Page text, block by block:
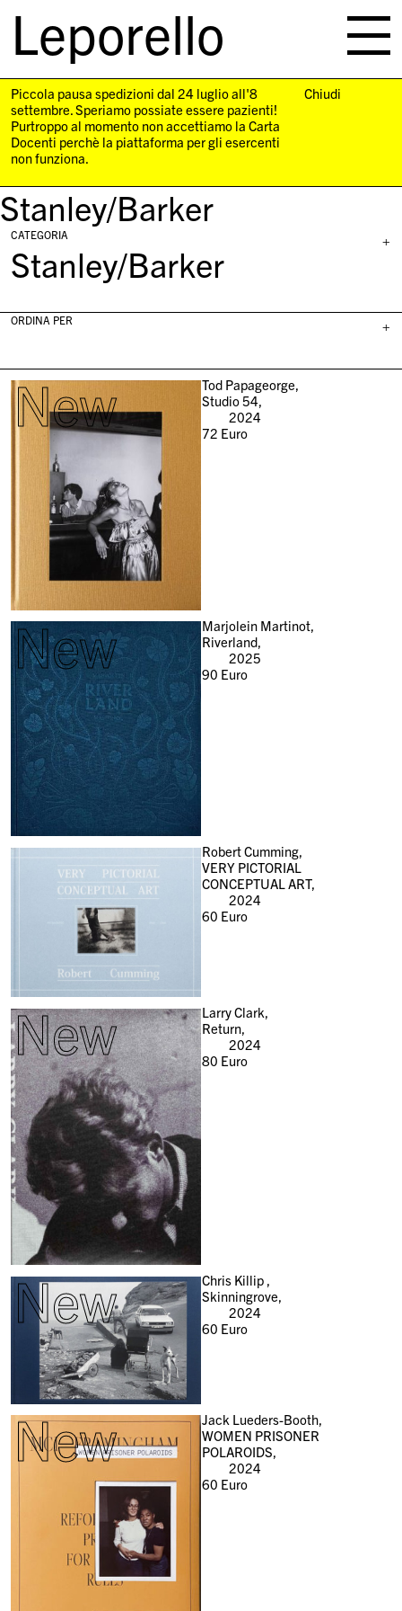
Leporello
navigation
Piccola pausa spedizioni dal 24 luglio all'8
settembre. Speriamo possiate essere pazienti!
Purtroppo al momento non accettiamo la Carta
Docenti perchè la piattaforma per gli esercenti
non funziona.
Chiudi
Stanley/Barker
+
CATEGORIA
Stanley/Barker
+
ORDINA PER
New
Tod Papageorge,
Studio 54,
2024
72 Euro
New
Marjolein Martinot,
Riverland,
2025
90 Euro
Robert Cumming,
VERY PICTORIAL
CONCEPTUAL ART,
2024
60 Euro
New
Larry Clark,
Return,
2024
80 Euro
New
Chris Killip ,
Skinningrove,
2024
60 Euro
New
Jack Lueders-Booth,
WOMEN PRISONER
POLAROIDS,
2024
60 Euro